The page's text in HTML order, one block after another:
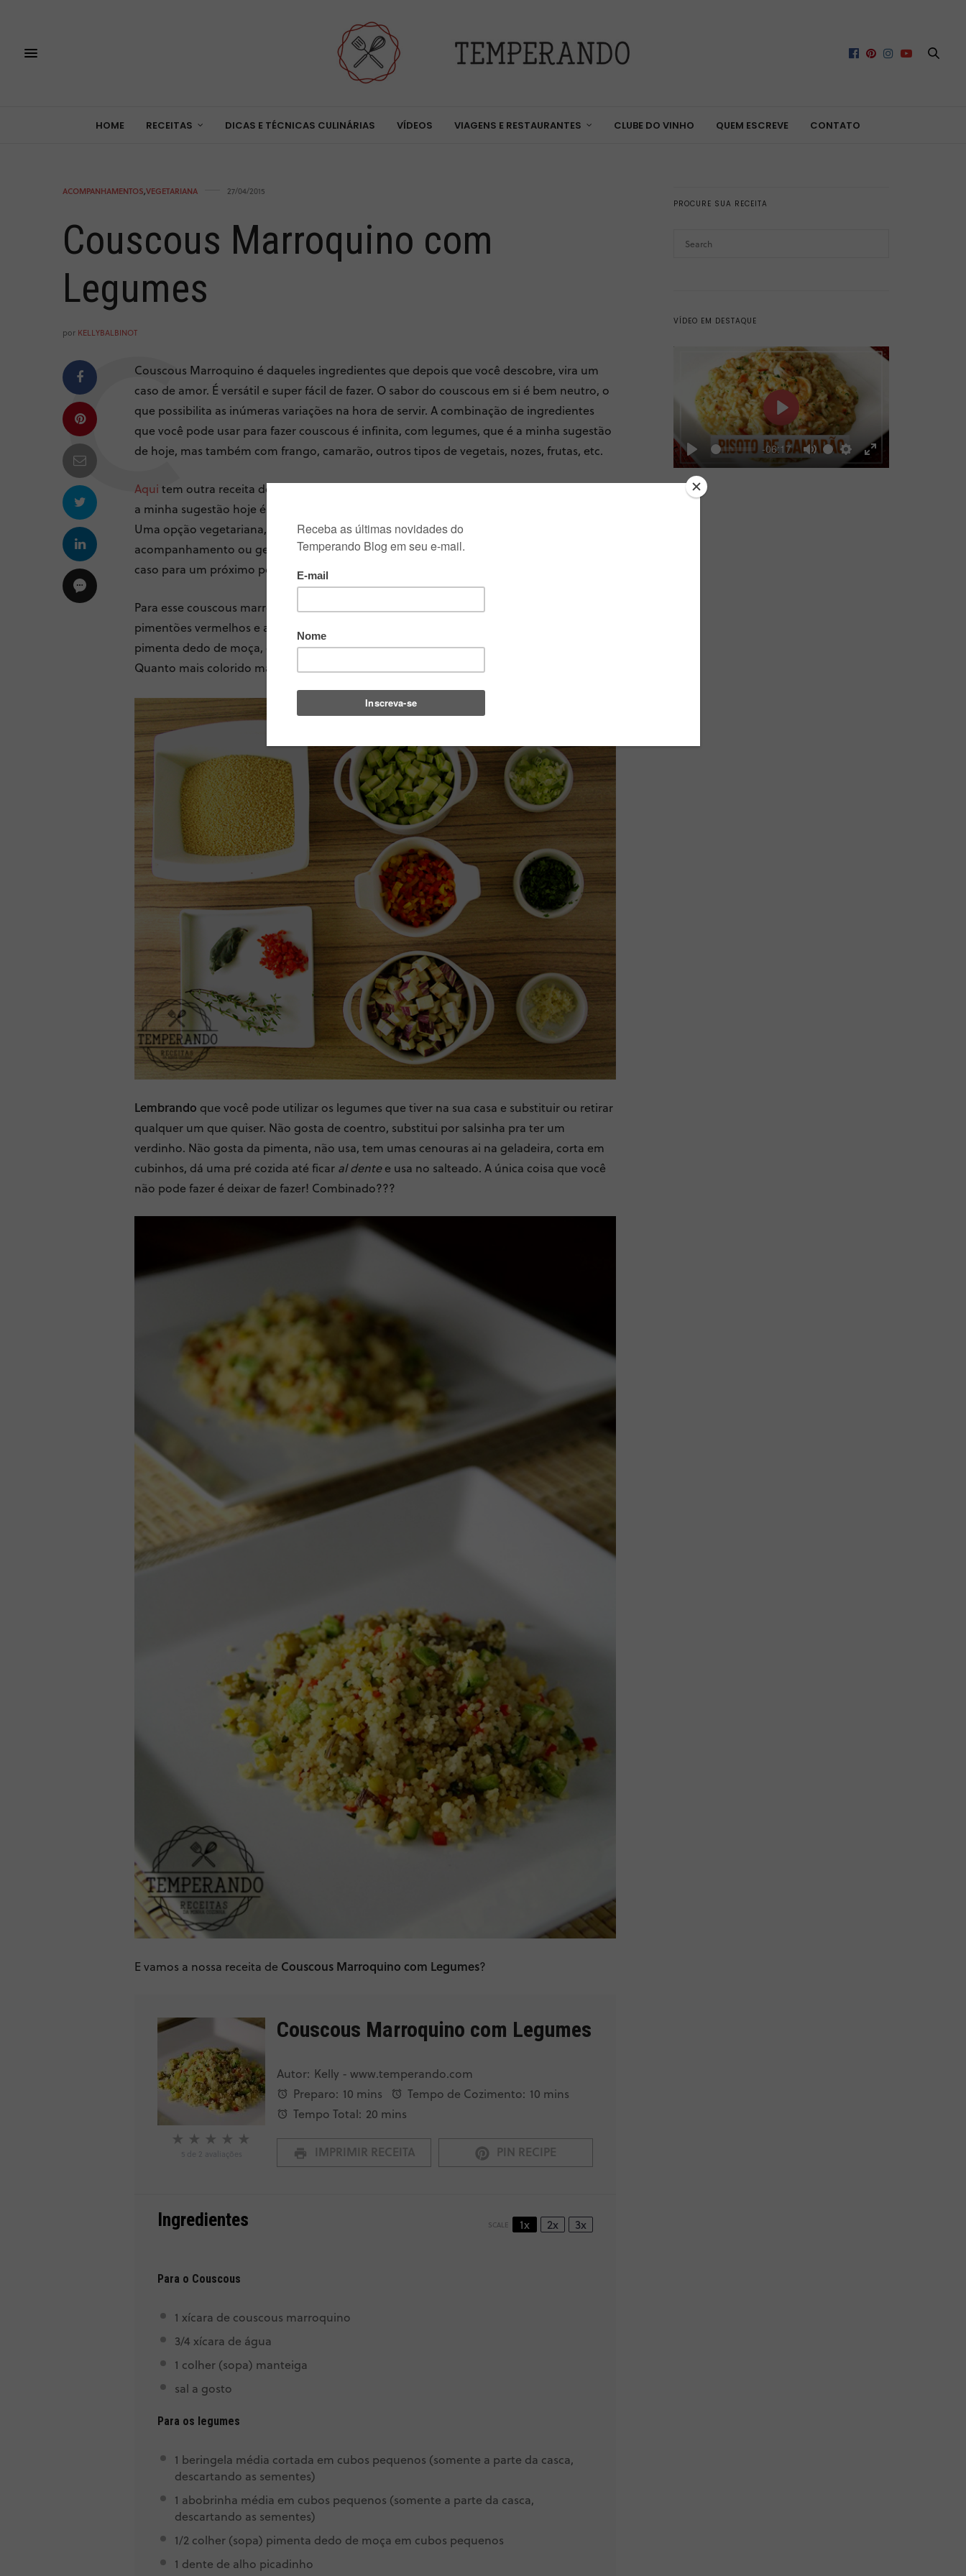
HOME RECEITAS DICAS E TÉCNICAS CULINÁRIAS VÍDEOS VIAGENS E RESTAURANTES CLUBE DO VINHO QUEM ESCREVE CONTATO
ACOMPANHAMENTOS,VEGETARIANA 27/04/2015
Couscous Marroquino com
Legumes
por KELLYBALBINOT
Couscous Marroquino é daqueles ingredientes que depois que você descobre, vira um
caso de amor. É versátil e super fácil de fazer. O sabor do couscous em si é bem neutro, o
que possibilita as inúmeras variações na hora de servir. A combinação de ingredientes
que você pode usar para fazer couscous é infinita, com legumes, que é a minha sugestão
de hoje, mas também com frango, camarão, outros tipos de vegetais, nozes, frutas, etc.
Aqui tem outra receita de couscous que passou no blog feito por uma amiga minha. E,
a minha sugestão hoje é um delicioso couscous marroquino com legumes salteados.
Uma opção vegetariana, light e que pode ser servida tanto quente como
acompanhamento ou gelada como salada. Eu servi com sobrecoxas assadas, que são um
caso para um próximo post, aguarde!
Para esse couscous marroquino com legumes eu usei: beringelas japonesas, abobrinha,
pimentões vermelhos e amarelo, alho, o bulbo da cebolinha, mas pode ser cebola,
pimenta dedo de moça, coentro, louro e tomilho. Olha os ingredientes que coloridos!!!!
Quanto mais colorido mais bonito e atrativo fica o couscous.
Lembrando que você pode utilizar os legumes que tiver na sua casa e substituir ou retirar
qualquer um que quiser. Não gosta de coentro, substitui por salsinha pra ter um
verdinho. Não gosta da pimenta, não usa, tem umas cenouras ai na geladeira, corta em
cubinhos, dá uma pré cozida até ficar al dentee usa no salteado. A única coisa que você
não pode fazer é deixar de fazer! Combinado???
E vamos a nossa receita de Couscous Marroquino com Legumes?
Couscous Marroquino com Legumes
★ ★ ★ ★ ★
5 2
Autor: Kelly - www.temperando.com
Preparo: 10 mins Tempo de Cozimento: 10 mins
Tempo Total: 20 mins
IMPRIMIR RECEITA PIN RECIPE
Ingredientes SCALE 1x 2x 3x
Para o Couscous
1 xícara de couscous marroquino
3/4 xícara de água
1 colher (sopa) manteiga
sal a gosto
Para os legumes
1 beringela média cortada em cubos pequenos (somente a parte da casca,
descartando as sementes)
1 abobrinha média em cubos pequenos (somente a parte da casca,
descartando as sementes)
1/2 colher (sopa) pimenta dedo de moça em cubos pequenos
1 dente de alho picadinho
PROCURE SUA RECEITA
VÍDEO EM DESTAQUE
Play
-06:17
Mute Settings
Enter
Play